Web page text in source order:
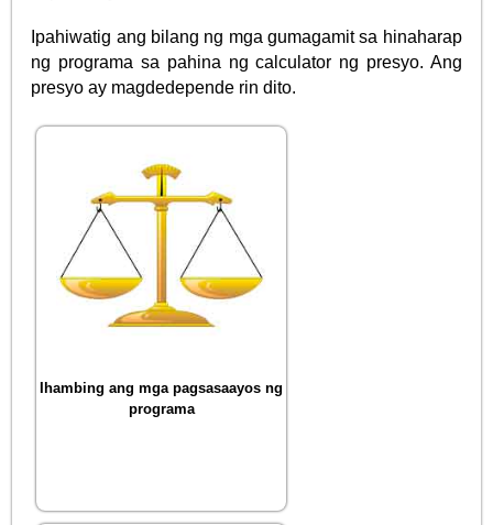
Ipahiwatig ang bilang ng mga gumagamit sa hinaharap
ng programa sa pahina ng calculator ng presyo. Ang
presyo ay magdedepende rin dito.
Ihambing ang mga pagsasaayos ng
programa